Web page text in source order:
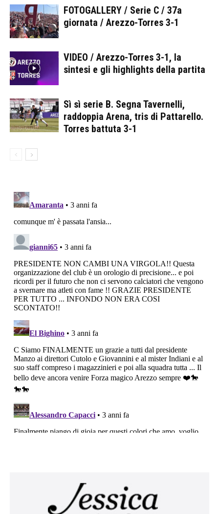
FOTOGALLERY / Serie C / 37a
giornata / Arezzo-Torres 3-1
VIDEO / Arezzo-Torres 3-1, la
sintesi e gli highlights della partita
Sì sì serie B. Segna Tavernelli,
raddoppia Arena, tris di Pattarello.
Torres battuta 3-1